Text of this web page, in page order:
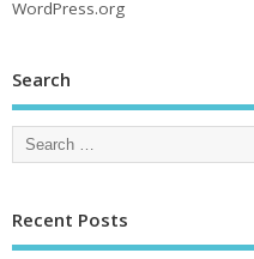
WordPress.org
Search
Recent Posts